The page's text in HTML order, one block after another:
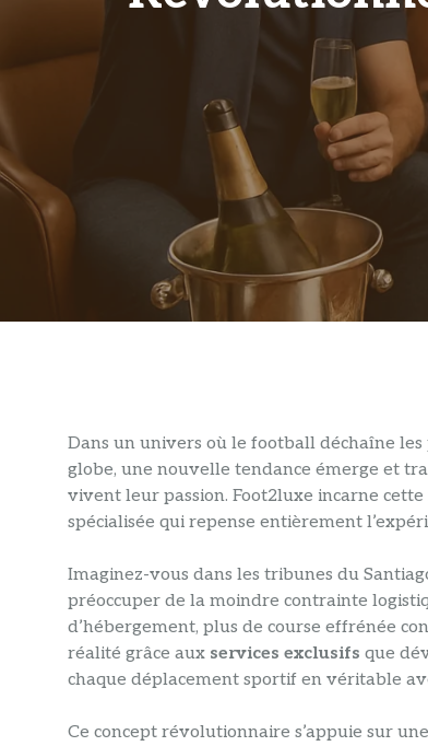
Dans un univers où le football déchaîne
globe, une nouvelle tendance émerge et
vivent leur passion. Foot2luxe incarne
spécialisée qui repense entièrement
Imaginez-vous dans les tribunes du
préoccuper de la moindre contrainte
d’hébergement, plus de course effrénée
réalité grâce aux services exclusifs que
chaque déplacement sportif en véritable
Ce concept révolutionnaire s’appuie sur